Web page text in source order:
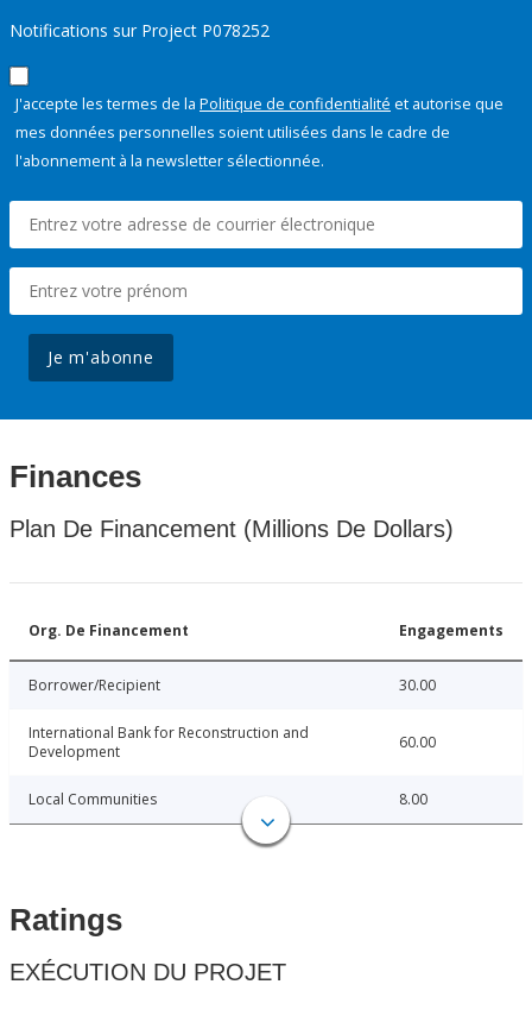
Notifications sur Project P078252
J'accepte les termes de la Politique de confidentialité et autorise que
mes données personnelles soient utilisées dans le cadre de
l'abonnement à la newsletter sélectionnée.
Je m'abonne
Finances
Plan De Financement (Millions De Dollars)
Org. De Financement Engagements
Borrower/Recipient 30.00
International Bank for Reconstruction and
Development
60.00
Local Communities 8.00
Ratings
EXÉCUTION DU PROJET